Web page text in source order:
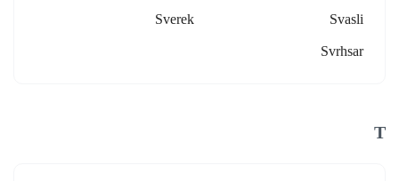
Svasli
Sverek
Svrhsar
T